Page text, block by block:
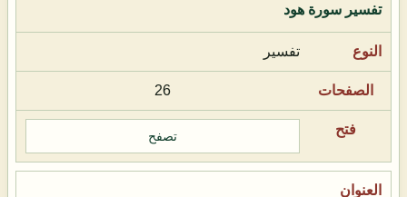
تفسير سورة هود
تفسير
26
تصفح